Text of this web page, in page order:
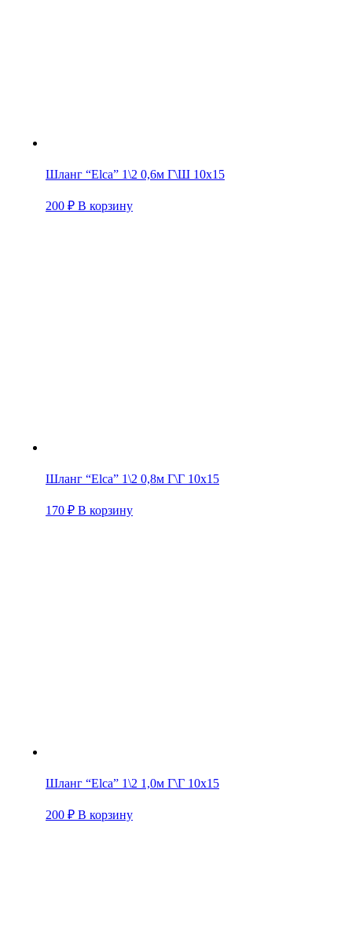
Шланг “Elca” 1\2 0,6м Г\Ш 10х15
200 ₽ В корзину
Шланг “Elca” 1\2 0,8м Г\Г 10х15
170 ₽ В корзину
Шланг “Elca” 1\2 1,0м Г\Г 10х15
200 ₽ В корзину